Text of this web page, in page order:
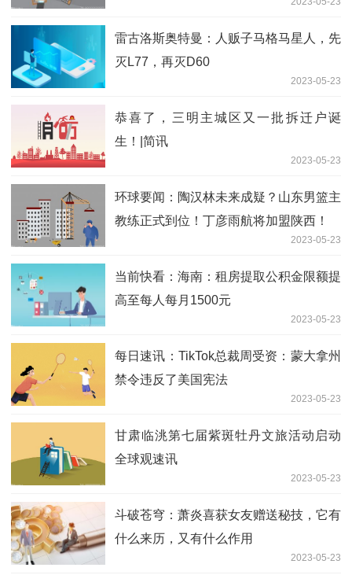
雷古洛斯奥特曼：人贩子马格马星人，先
灭L77，再灭D60
2023-05-23
恭喜了，三明主城区又一批拆迁户诞
生！|简讯
2023-05-23
环球要闻：陶汉林未来成疑？山东男篮主
教练正式到位！丁彦雨航将加盟陕西！
2023-05-23
当前快看：海南：租房提取公积金限额提
高至每人每月1500元
2023-05-23
每日速讯：TikTok总裁周受资：蒙大拿州
禁令违反了美国宪法
2023-05-23
甘肃临洮第七届紫斑牡丹文旅活动启动
全球观速讯
2023-05-23
斗破苍穹：萧炎喜获女友赠送秘技，它有
什么来历，又有什么作用
2023-05-23